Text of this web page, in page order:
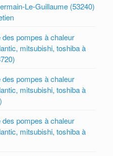
Le-Guillaume (53240)
des pompes à chaleur
mitsubishi, toshiba à
des pompes à chaleur
mitsubishi, toshiba à
des pompes à chaleur
mitsubishi, toshiba à